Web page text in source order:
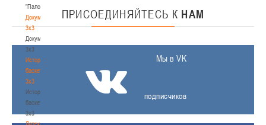
"Палова"
Документы
3х3
Документы
3х3
История
баскетбола
3х3
История
баскетбола
3х3
Детская
ПРИСОЕДИНЯЙТЕСЬ К НАМ
Мы в VK
подписчиков